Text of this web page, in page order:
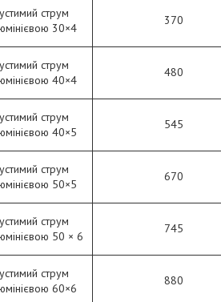
струм
30×4
370
струм
40×4
480
струм
40×5
545
струм
50×5
670
струм
50 × 6
745
струм
60×6
880